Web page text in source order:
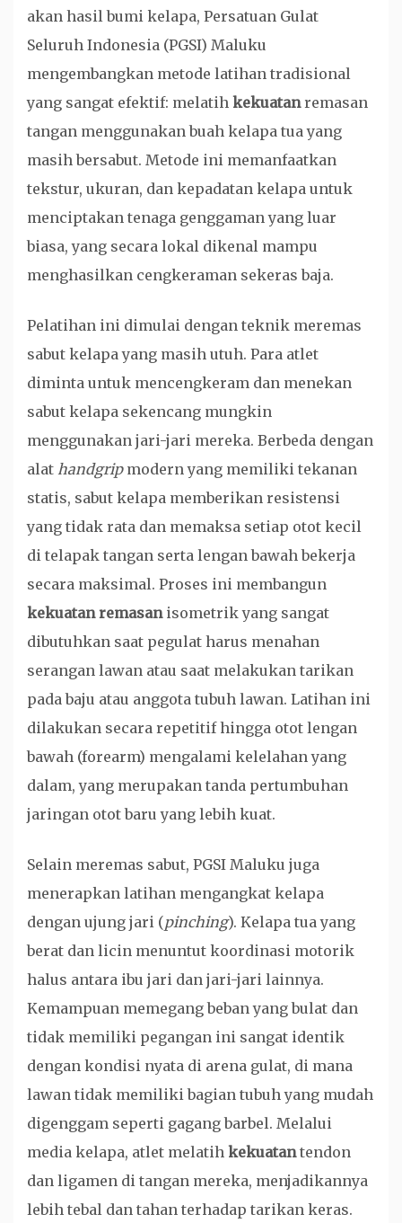
akan hasil bumi kelapa, Persatuan Gulat
Seluruh Indonesia (PGSI) Maluku
mengembangkan metode latihan tradisional
yang sangat efektif: melatih kekuatanremasan
tangan menggunakan buah kelapa tua yang
masih bersabut. Metode ini memanfaatkan
tekstur, ukuran, dan kepadatan kelapa untuk
menciptakan tenaga genggaman yang luar
biasa, yang secara lokal dikenal mampu
menghasilkan cengkeraman sekeras baja.
Pelatihan ini dimulai dengan teknik meremas
sabut kelapa yang masih utuh. Para atlet
diminta untuk mencengkeram dan menekan
sabut kelapa sekencang mungkin
menggunakan jari-jari mereka. Berbeda dengan
alat handgripmodern yang memiliki tekanan
statis, sabut kelapa memberikan resistensi
yang tidak rata dan memaksa setiap otot kecil
di telapak tangan serta lengan bawah bekerja
secara maksimal. Proses ini membangun
kekuatanremasanisometrik yang sangat
dibutuhkan saat pegulat harus menahan
serangan lawan atau saat melakukan tarikan
pada baju atau anggota tubuh lawan. Latihan ini
dilakukan secara repetitif hingga otot lengan
bawah (forearm) mengalami kelelahan yang
dalam, yang merupakan tanda pertumbuhan
jaringan otot baru yang lebih kuat.
Selain meremas sabut, PGSI Maluku juga
menerapkan latihan mengangkat kelapa
dengan ujung jari (pinching). Kelapa tua yang
berat dan licin menuntut koordinasi motorik
halus antara ibu jari dan jari-jari lainnya.
Kemampuan memegang beban yang bulat dan
tidak memiliki pegangan ini sangat identik
dengan kondisi nyata di arena gulat, di mana
lawan tidak memiliki bagian tubuh yang mudah
digenggam seperti gagang barbel. Melalui
media kelapa, atlet melatih kekuatantendon
dan ligamen di tangan mereka, menjadikannya
lebih tebal dan tahan terhadap tarikan keras.